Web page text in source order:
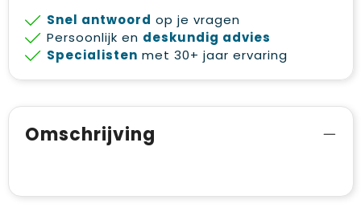
Snel antwoord op je vragen
Persoonlijk en deskundig advies
Specialisten met 30+ jaar ervaring
Omschrijving